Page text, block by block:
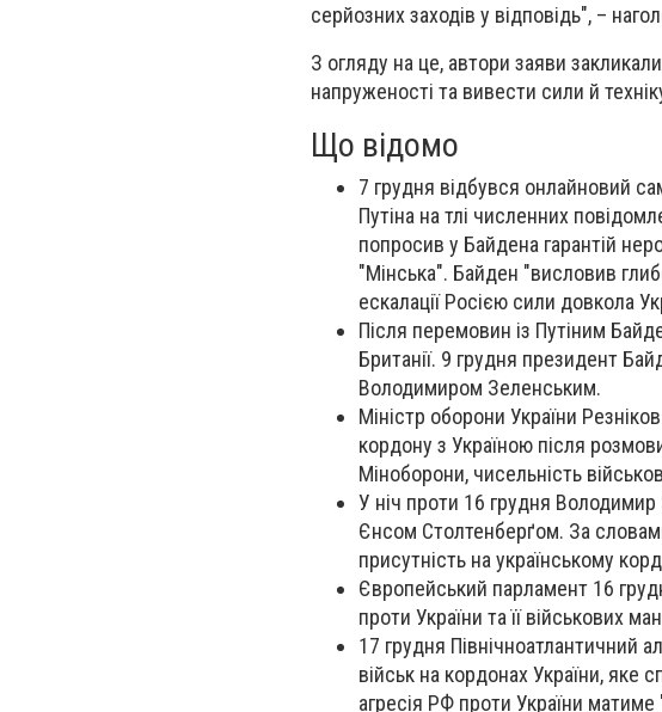
серйозних заходів у відповідь", –
З огляду на це, автори заяви
напруженості та вивести сили й
Що відомо
7 грудня відбувся онлайновий
Путіна на тлі численних
попросив у Байдена гарантій
"Мінська". Байден "висловив
ескалації Росією сили довкола
Після перемовин із Путіним
Британії. 9 грудня президент
Володимиром Зеленським.
Міністр оборони України
кордону з Україною після
Міноборони, чисельність
У ніч проти 16 грудня
Єнсом Столтенберґом. За
присутність на українському
Європейський парламент 16
проти України та її військових
17 грудня Північноатлантичний
військ на кордонах України, яке
агресія РФ проти України матиме